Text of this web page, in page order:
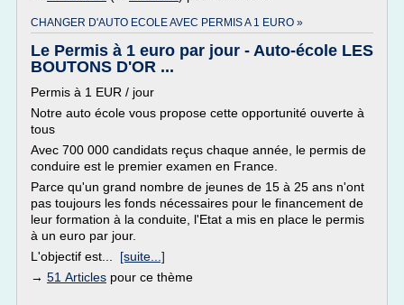
CHANGER D'AUTO ECOLE AVEC PERMIS A 1 EURO »
Le Permis à 1 euro par jour - Auto-école LES
BOUTONS D'OR ...
Permis à 1 EUR / jour
Notre auto école vous propose cette opportunité ouverte à
tous
Avec 700 000 candidats reçus chaque année, le permis de
conduire est le premier examen en France.
Parce qu'un grand nombre de jeunes de 15 à 25 ans n'ont
pas toujours les fonds nécessaires pour le financement de
leur formation à la conduite, l'Etat a mis en place le permis
à un euro par jour.
L'objectif est... [suite...]
→ 51 Articles pour ce thème